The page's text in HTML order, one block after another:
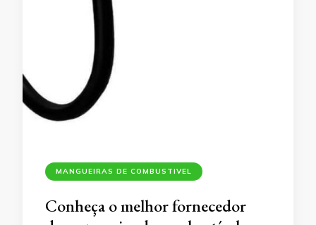
MANGUEIRAS DE COMBUSTIVEL
Conheça o melhor fornecedor